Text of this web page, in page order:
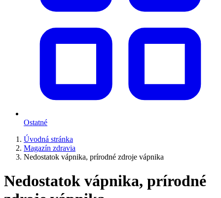
Ostatné
Úvodná stránka
Magazín zdravia
Nedostatok vápnika, prírodné zdroje vápnika
Nedostatok vápnika, prírodné